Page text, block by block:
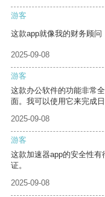
游客
这款app就像我的财务顾问
2025-09-08
游客
这款办公软件的功能非常
面。我可以使用它来完成
2025-09-08
游客
这款加速器app的安全性
证。
2025-09-08